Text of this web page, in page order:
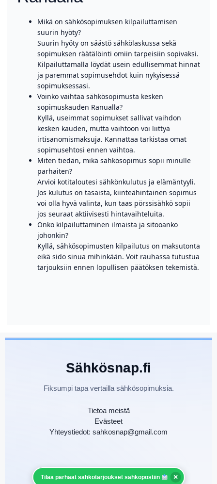
Mikä on sähkösopimuksen kilpailuttamisen
suurin hyöty?
Suurin hyöty on säästö sähkölaskussa sekä
sopimuksen räätälöinti omiin tarpeisiin sopivaksi.
Kilpailuttamalla löydät usein edullisemmat hinnat
ja paremmat sopimusehdot kuin nykyisessä
sopimuksessasi.
Voinko vaihtaa sähkösopimusta kesken
sopimuskauden Ranualla?
Kyllä, useimmat sopimukset sallivat vaihdon
kesken kauden, mutta vaihtoon voi liittyä
irtisanomismaksuja. Kannattaa tarkistaa omat
sopimusehtosi ennen vaihtoa.
Miten tiedän, mikä sähkösopimus sopii minulle
parhaiten?
Arvioi kotitaloutesi sähkönkulutus ja elämäntyyli.
Jos kulutus on tasaista, kiinteähintainen sopimus
voi olla hyvä valinta, kun taas pörssisähkö sopii
jos seuraat aktiivisesti hintavaihteluita.
Onko kilpailuttaminen ilmaista ja sitooanko
johonkin?
Kyllä, sähkösopimusten kilpailutus on maksutonta
eikä sido sinua mihinkään. Voit rauhassa tutustua
tarjouksiin ennen lopullisen päätöksen tekemistä.
Sähkösnap.fi
Fiksumpi tapa vertailla sähkösopimuksia.
Tietoa meistä
Evästeet
Yhteystiedot: sahkosnap@gmail.com
©Sähkösnap.fi — Kaikki oikeudet pidätetään.
Tilaa parhaat sähkötarjoukset sähköpostiin ×